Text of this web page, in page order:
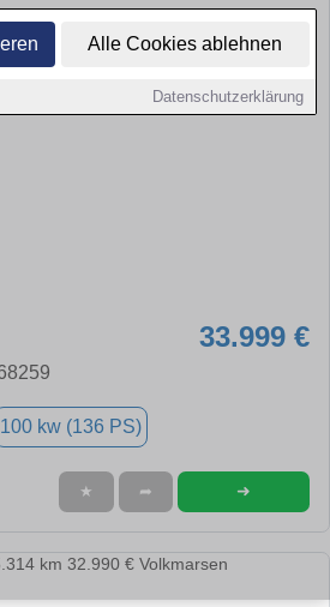
Alle Cookies ablehnen
Datenschutzerklärung
33.999 €
100 kw (136 PS)
★ ➦ ➜